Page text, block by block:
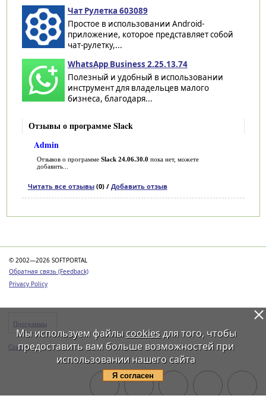
Чат Рулетка 603089
Простое в использовании Android-
приложение, которое представляет собой
чат-рулетку,...
WhatsApp Business 2.25.13.74
Полезный и удобный в использовании
инструмент для владельцев малого
бизнеса, благодаря...
Отзывы о программе Slack
Admin
Отзывов о программе Slack 24.06.30.0 пока нет, можете
добавить...
Читать все отзывы(0) / Добавить отзыв
© 2002—2026 SOFTPORTAL
Обратная связь (Feedback)
Privacy Policy
Программы
Статьи
Мы используем файлы cookiesдля того, чтобы
предоставить вам больше возможностей при
использовании нашего сайта